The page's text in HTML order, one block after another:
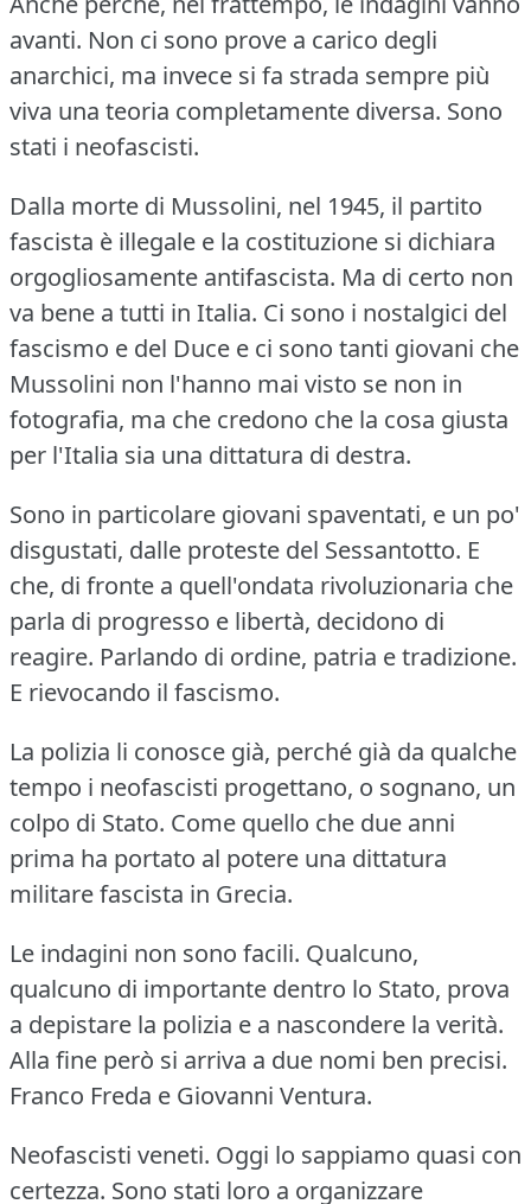
avanti. Non ci sono prove a carico degli
anarchici, ma invece si fa strada sempre più
viva una teoria completamente diversa. Sono
stati i neofascisti.
Dalla morte di Mussolini, nel 1945, il partito
fascista è illegale e la costituzione si dichiara
orgogliosamente antifascista. Ma di certo non
va bene a tutti in Italia. Ci sono i nostalgici del
fascismo e del Duce e ci sono tanti giovani che
Mussolini non l'hanno mai visto se non in
fotografia, ma che credono che la cosa giusta
per l'Italia sia una dittatura di destra.
Sono in particolare giovani spaventati, e un po'
disgustati, dalle proteste del Sessantotto. E
che, di fronte a quell'ondata rivoluzionaria che
parla di progresso e libertà, decidono di
reagire. Parlando di ordine, patria e tradizione.
E rievocando il fascismo.
La polizia li conosce già, perché già da qualche
tempo i neofascisti progettano, o sognano, un
colpo di Stato. Come quello che due anni
prima ha portato al potere una dittatura
militare fascista in Grecia.
Le indagini non sono facili. Qualcuno,
qualcuno di importante dentro lo Stato, prova
a depistare la polizia e a nascondere la verità.
Alla fine però si arriva a due nomi ben precisi.
Franco Freda e Giovanni Ventura.
Neofascisti veneti. Oggi lo sappiamo quasi con
certezza. Sono stati loro a organizzare